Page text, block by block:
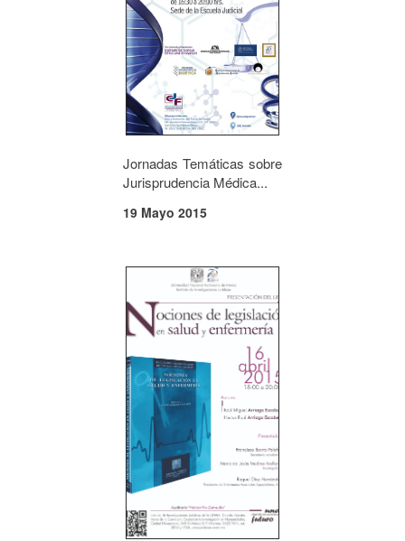
Jornadas Temáticas sobre
Jurisprudencia Médica...
19 Mayo 2015